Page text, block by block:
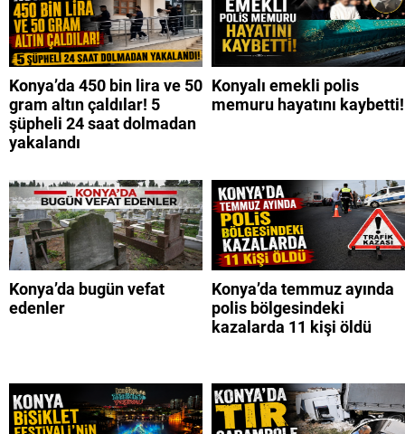
Konya’da 450 bin lira ve 50
gram altın çaldılar! 5
şüpheli 24 saat dolmadan
yakalandı
Konyalı emekli polis
memuru hayatını kaybetti!
Konya’da bugün vefat
edenler
Konya’da temmuz ayında
polis bölgesindeki
kazalarda 11 kişi öldü